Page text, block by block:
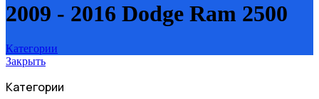
2009 - 2016 Dodge Ram 2500
Категории
Закрыть
Категории